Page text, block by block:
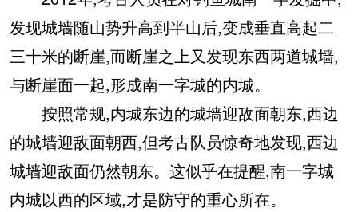
发现城墙随山势升高到半山后,变成垂直高起二
三十米的断崖,而断崖之上又发现东西两道城墙,
与断崖面一起,形成南一字城的内城。
按照常规,内城东边的城墙迎敌面朝东,西边
的城墙迎敌面朝西,但考古队员惊奇地发现,西边
城墙迎敌面仍然朝东。这似乎在提醒,南一字城
内城以西的区域,才是防守的重心所在。